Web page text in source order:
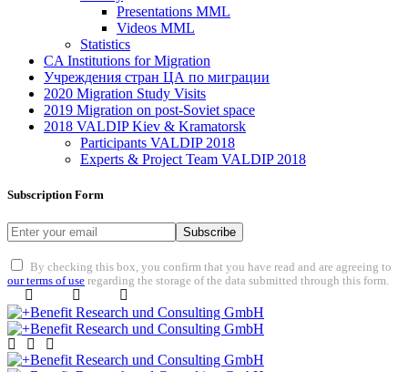
Presentations MML
Videos MML
Statistics
CA Institutions for Migration
Учреждения стран ЦА по миграции
2020 Migration Study Visits
2019 Migration on post-Soviet space
2018 VALDIP Kiev & Kramatorsk
Participants VALDIP 2018
Experts & Project Team VALDIP 2018
Subscription Form
Subscribe
By checking this box, you confirm that you have read and are agreeing to
our terms of use regarding the storage of the data submitted through this form.